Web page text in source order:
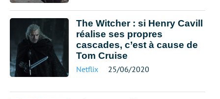
The Witcher : si Henry Cavill
réalise ses propres
cascades, c’est à cause de
Tom Cruise
Netflix 25/06/2020